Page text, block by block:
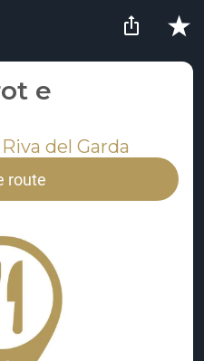
e
del Garda
route